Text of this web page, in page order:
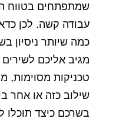
שמתפתחים בטווח
עבודה קשה. לכן
כמה שיותר ניסיון
מגיב אליכם
טכניקות מסוימות,
שילוב כזה או אחר
בשרכם כיצד תוכלו